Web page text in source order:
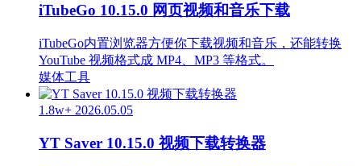
iTubeGo 10.15.0 网页视频和音乐下载
iTubeGo内置浏览器方便你下载视频和音乐，还能转换
YouTube 视频格式成 MP4、MP3 等格式。
媒体工具
1.8w+ 2026.05.05
YT Saver 10.15.0 视频下载转换器